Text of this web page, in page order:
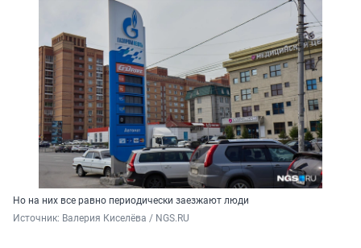
Но на них все равно периодически заезжают люди
Источник: Валерия Киселёва / NGS.RU